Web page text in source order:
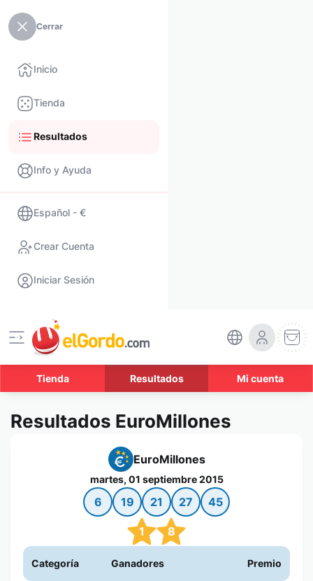
Cerrar
Inicio
Tienda
Resultados
Info y Ayuda
Español - €
Crear Cuenta
Iniciar Sesión
Tienda Resultados Mi cuenta
Resultados EuroMillones
EuroMillones
martes, 01 septiembre 2015
6 19 21 27 45
1 8
Categoría Ganadores Premio